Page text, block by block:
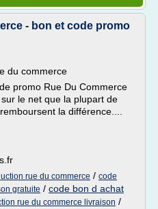
- bon et code promo
du commerce
promo Rue Du Commerce
le net que la plupart de
la différence....
rue du commerce / code
gratuite / code bon d achat
rue du commerce livraison /